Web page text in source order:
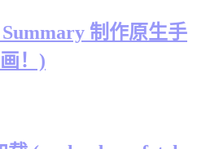
制作原生手
！)